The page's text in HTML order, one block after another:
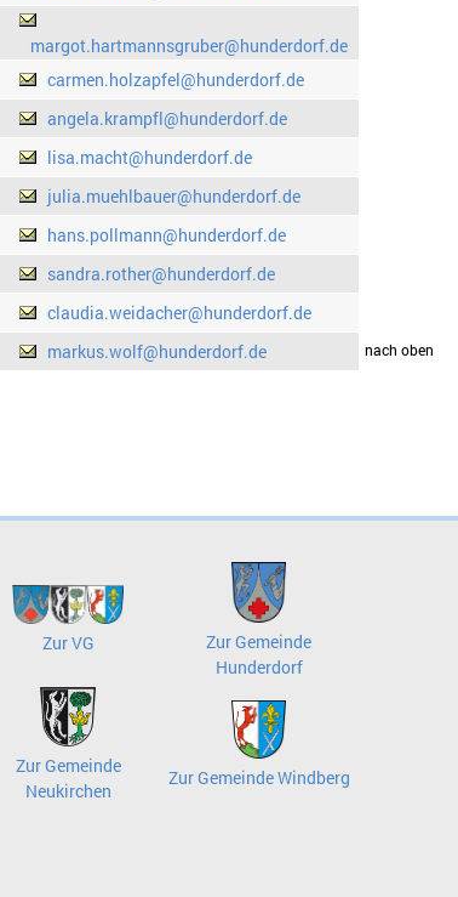
margot.hartmannsgruber@hunderdorf.de
carmen.holzapfel@hunderdorf.de
angela.krampfl@hunderdorf.de
lisa.macht@hunderdorf.de
julia.muehlbauer@hunderdorf.de
hans.pollmann@hunderdorf.de
sandra.rother@hunderdorf.de
claudia.weidacher@hunderdorf.de
markus.wolf@hunderdorf.dedrucken nach oben
Zur VG
Zur Gemeinde
Hunderdorf
Zur Gemeinde
Neukirchen
Zur Gemeinde Windberg